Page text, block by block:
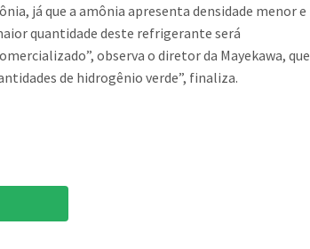
já que a amônia apresenta densidade menor e
quantidade deste refrigerante será
observa o diretor da Mayekawa, que
de hidrogênio verde”, finaliza.